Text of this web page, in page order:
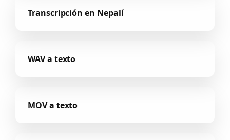
Transcripción en Nepalí
WAV a texto
MOV a texto